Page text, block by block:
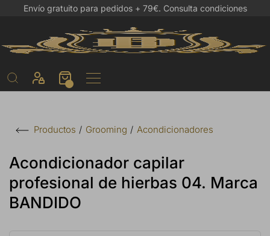
Envío gratuito para pedidos + 79€. Consulta condiciones
Productos Grooming Acondicionadores
Acondicionador capilar
profesional de hierbas 04. Marca
BANDIDO